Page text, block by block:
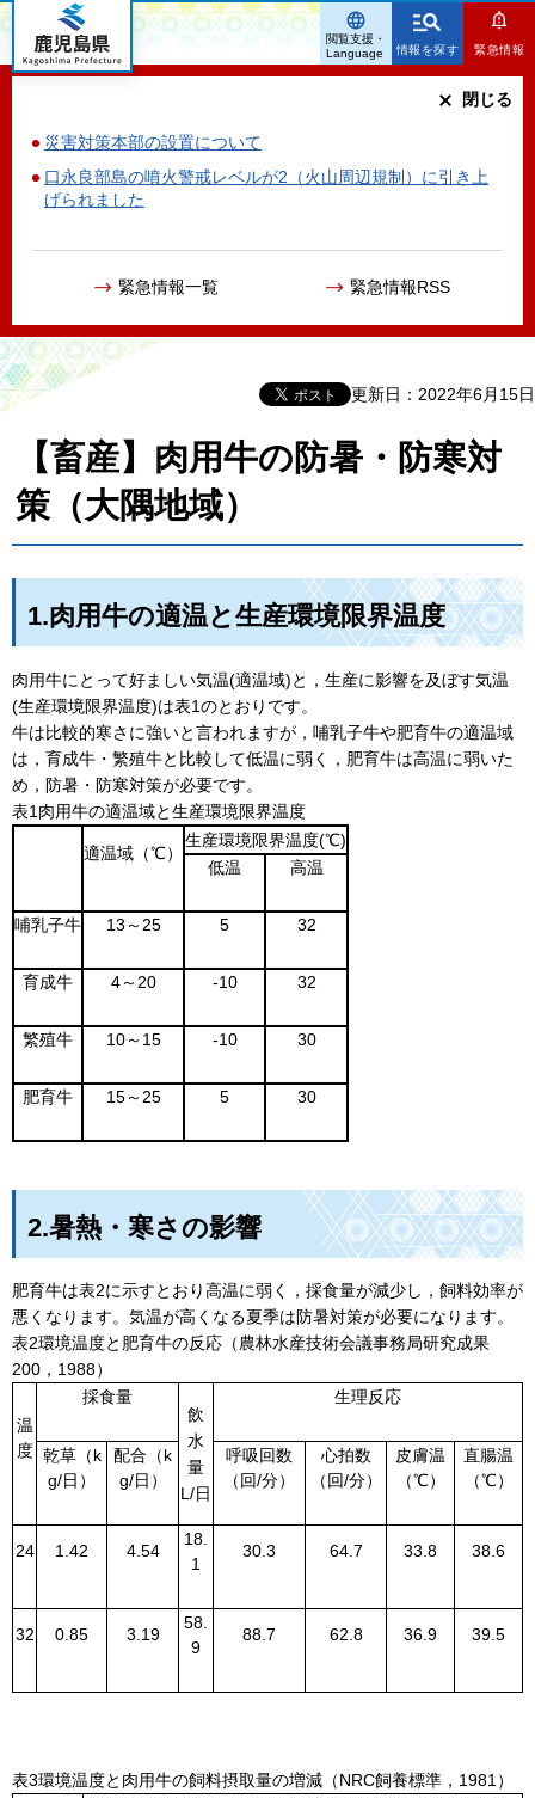
鹿児島県
情報を探す 緊急情報
災害対策本部の設置について
口永良部島の噴火警戒レベルが2（火山周辺規制）に引き上
げられました
緊急情報一覧 緊急情報RSS
閉じる
閲覧支援・
Language
更新日：2022年6月15日
【畜産】肉用牛の防暑・防寒対
策（大隅地域）
1.肉用牛の適温と生産環境限界温度
肉用牛にとって好ましい気温(適温域)と，生産に影響を及ぼす気温
(生産環境限界温度)は表1のとおりです。
牛は比較的寒さに強いと言われますが，哺乳子牛や肥育牛の適温域
は，育成牛・繁殖牛と比較して低温に弱く，肥育牛は高温に弱いた
め，防暑・防寒対策が必要です。
表1肉用牛の適温域と生産環境限界温度
適温域（℃）
生産環境限界温度(℃)
低温
高温
哺乳子牛 13～25 5 32
育成牛 4～20 -10 32
繁殖牛 10～15 -10 30
肥育牛 15～25 5 30
2.暑熱・寒さの影響
肥育牛は表2に示すとおり高温に弱く，採食量が減少し，飼料効率が
悪くなります。気温が高くなる夏季は防暑対策が必要になります。
表2環境温度と肥育牛の反応（農林水産技術会議事務局研究成果
200，1988）
温
度
採食量
飲
水
量
L/日
生理反応
乾草（k
g/日）
配合（k
g/日）
呼吸回数
（回/分）
心拍数
（回/分）
皮膚温
（℃）
直腸温
（℃）
24 1.42 4.54
18.
1
30.3 64.7 33.8 38.6
32 0.85 3.19
58.
9
88.7 62.8 36.9 39.5
表3環境温度と肉用牛の飼料摂取量の増減（NRC飼養標準，1981）